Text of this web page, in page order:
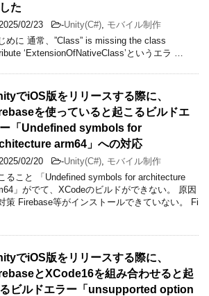
た
2025/02/23 -Unity(C#) モバイル制作
めに 通常、”Class” is missing the class
‘ExtensionOfNativeClass’というエラ …
でiOS版をリリースする際に、
を使っていると起こるビルドエ
「Undefined symbols for
arm64」への対応
2025/02/20 -Unity(C#) モバイル制作
ること 「Undefined symbols for architecture
」がでて、XCodeのビルドができない。 原因
策 Firebase等がインストールできていない。 Fi
でiOS版をリリースする際に、
とXCode16を組み合わせると起
ビルドエラー「unsupported option